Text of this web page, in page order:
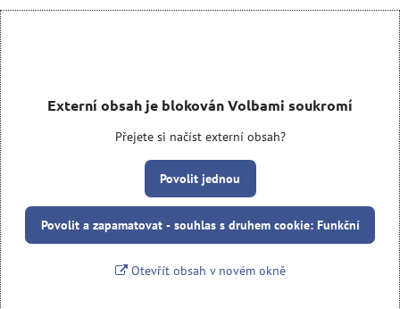
Externí obsah je blokován Volbami soukromí
Přejete si načíst externí obsah?
Povolit jednou
Povolit a zapamatovat - souhlas s druhem cookie: Funkční
Otevřít obsah v novém okně